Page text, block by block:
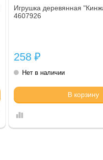
Игрушка деревянная
4607926
258 ₽
Нет в наличии
В корзину